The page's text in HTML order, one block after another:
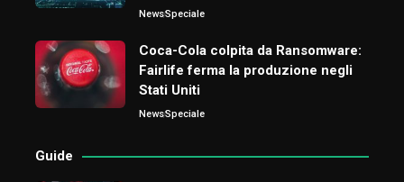
NewsSpeciale
Coca-Cola colpita da Ransomware:
Fairlife ferma la produzione negli
Stati Uniti
NewsSpeciale
Guide